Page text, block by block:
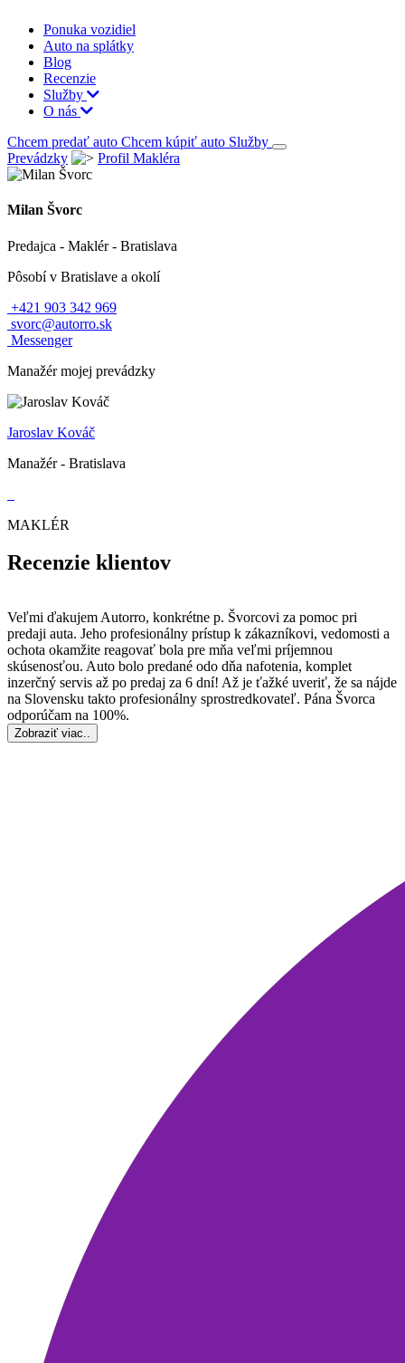
Ponuka vozidiel
Auto na splátky
Blog
Recenzie
Služby
O nás
Chcem predať auto Chcem kúpiť auto Služby
Prevádzky
Profil Makléra
Milan Švorc
Predajca - Maklér - Bratislava
Pôsobí v Bratislave a okolí
+421 903 342 969
svorc@autorro.sk
Messenger
Manažérmojej prevádzky
Jaroslav Kováč
Manažér - Bratislava
MAKLÉR
Recenzie klientov
Veľmi ďakujem Autorro, konkrétne p. Švorcovi za pomoc pri
predaji auta. Jeho profesionálny prístup k zákazníkovi, vedomosti a
ochota okamžite reagovať bola pre mňa veľmi príjemnou
skúsenosťou. Auto bolo predané odo dňa nafotenia, komplet
inzerčný servis až po predaj za 6 dní! Až je ťažké uveriť, že sa nájde
na Slovensku takto profesionálny sprostredkovateľ. Pána Švorca
odporúčam na 100%.
Zobraziť viac..